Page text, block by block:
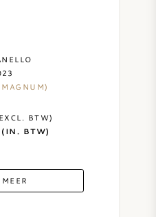
BTW)
BTW)